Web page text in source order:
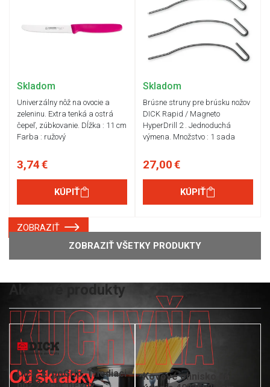
ZOBRAZIŤ
Skladom
Univerzálny nôž na ovocie a
zeleninu. Extra tenká a ostrá
čepeľ, zúbkovanie. Dĺžka : 11 cm
Farba : ružový
3,74 €
KÚPIŤ
Skladom
Brúsne struny pre brúsku nožov
DICK Rapid / Magneto
HyperDrill 2 . Jednoduchá
výmena. Množstvo : 1 sada
27,00 €
KÚPIŤ
ZOBRAZIŤ VŠETKY PRODUKTY
Akciové produkty
Dick, ErgoGrip, Triediaci
Kovové ohnisko na